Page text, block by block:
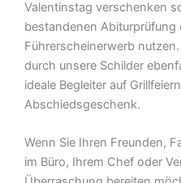
Valentinstag verschenken
bestandenen Abiturprüfung
Führerscheinerwerb
durch unsere Schilder
ideale Begleiter auf
Abschiedsgeschenk.
Wenn Sie Ihren Freunden,
im Büro, Ihrem Chef oder